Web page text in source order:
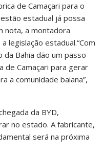
de Camaçari para o
estadual já possa
nota, a montadora
legislação estadual.“Com
Bahia dão um passo
de Camaçari para gerar
a comunidade baiana”,
da BYD,
no estado. A fabricante,
será na próxima